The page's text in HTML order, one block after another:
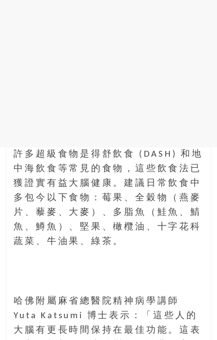
許多超級食物是得舒飲食 (DASH) 和地
中海飲食等常見的食物，這些飲食法已
獲證實有益大腦健康。建議日常飲食中
多包今以下食物：莓果、全穀物（燕麥
片、藜麥、大麥）、多脂魚（鮭魚、鯖
魚、鱒魚）、堅果、橄欖油、十字花科
蔬菜、牛油果、綠茶。
哈佛附屬麻省總醫院精神病學講師
Yuta Katsumi 博士表示：「這些人的
大腦有更長時間保持在最佳功能。這表